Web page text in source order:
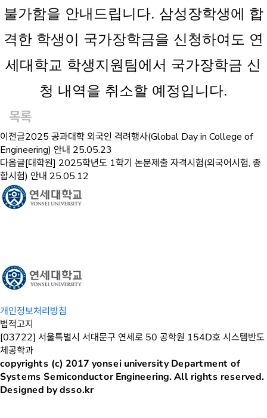
불가함을 안내드립니다. 삼성장학생에 합
격한 학생이 국가장학금을 신청하여도 연
세대학교 학생지원팀에서 국가장학금 신
청 내역을 취소할 예정입니다.
목록
이전글2025 공과대학 외국인 격려행사(Global Day in College of
Engineering) 안내 25.05.23
다음글[대학원] 2025학년도 1학기 논문제출 자격시험(외국어시험, 종
합시험) 안내 25.05.12
개인정보처리방침
법적고지
[03722] 서울특별시 서대문구 연세로 50 공학원 154D호 시스템반도
체공학과
copyrights (c) 2017 yonsei university Department of
Systems Semiconductor Engineering. All rights reserved.
Designed by dsso.kr